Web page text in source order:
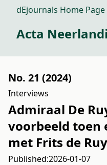
dEjournals Home Page
Acta
No. 21 (2024)
Interviews
Admiraal De
voorbeeld toen
met Frits de
Published:2026-01-07